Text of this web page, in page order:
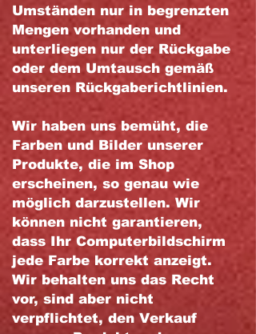
Umständen nur in begrenzten
Mengen vorhanden und
unterliegen nur der Rückgabe
oder dem Umtausch gemäß
unseren Rückgaberichtlinien.
Wir haben uns bemüht, die
Farben und Bilder unserer
Produkte, die im Shop
erscheinen, so genau wie
möglich darzustellen. Wir
können nicht garantieren,
dass Ihr Computerbildschirm
jede Farbe korrekt anzeigt.
Wir behalten uns das Recht
vor, sind aber nicht
verpflichtet, den Verkauf